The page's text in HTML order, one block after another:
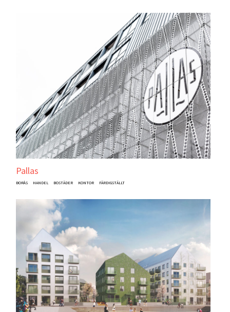
Pallas
BORÅS HANDEL BOSTÄDER KONTOR FÄRDIGSTÄLLT